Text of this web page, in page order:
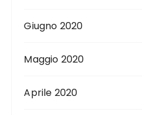
Giugno 2020
Maggio 2020
Aprile 2020